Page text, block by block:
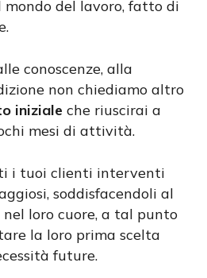
mondo del lavoro, fatto di
conoscenze, alla
non chiediamo altro
iniziale che riuscirai a
mesi di attività.
i tuoi clienti interventi
soddisfacendoli al
loro cuore, a tal punto
la loro prima scelta
future.